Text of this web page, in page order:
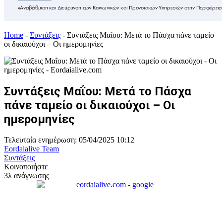
Home - Συντάξεις - Συντάξεις Μαΐου: Μετά το Πάσχα πάνε ταμείο
οι δικαιούχοι – Oι ημερομηνίες
Συντάξεις Μαΐου: Μετά το Πάσχα
πάνε ταμείο οι δικαιούχοι – Oι
ημερομηνίες
Τελευταία ενημέρωση: 05/04/2025 10:12
Eordaialive Team
Συντάξεις
Κοινοποιήστε
3λ ανάγνωσης